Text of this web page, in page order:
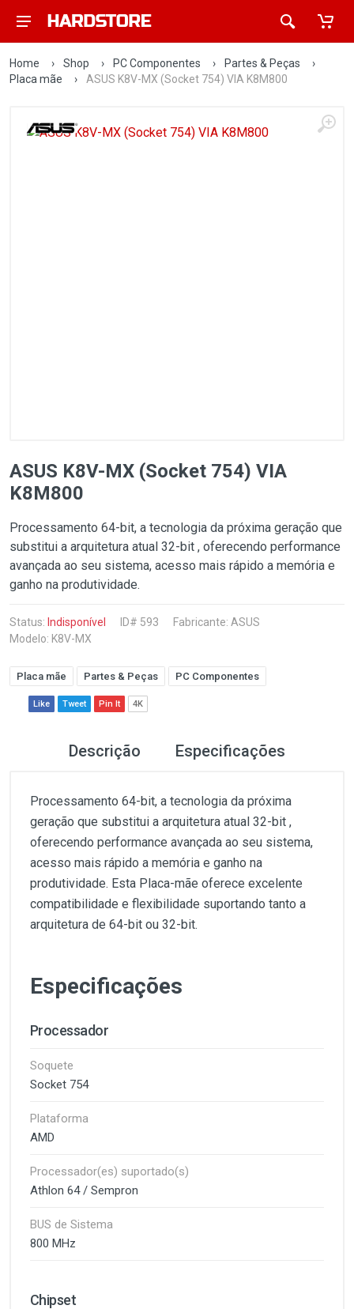
Home › Shop › PC Componentes › Partes & Peças
›
Placa mãe
› ASUS K8V-MX (Socket 754) VIA K8M800
ASUS K8V-MX (Socket 754) VIA
K8M800
Processamento 64-bit, a tecnologia da próxima geração que
substitui a arquitetura atual 32-bit , oferecendo performance
avançada ao seu sistema, acesso mais rápido a memória e
ganho na produtividade.
Status: Indisponível ID# 593 Fabricante: ASUS
Modelo: K8V-MX
Placa mãe Partes & Peças PC Componentes
Like Tweet Pin It 4K
Descrição Especificações
Processamento 64-bit, a tecnologia da próxima
geração que substitui a arquitetura atual 32-bit ,
oferecendo performance avançada ao seu sistema,
acesso mais rápido a memória e ganho na
produtividade. Esta Placa-mãe oferece excelente
compatibilidade e flexibilidade suportando tanto a
arquitetura de 64-bit ou 32-bit.
Especificações
Processador
Soquete
Socket 754
Plataforma
AMD
Processador(es) suportado(s)
Athlon 64 / Sempron
BUS de Sistema
800 MHz
Chipset